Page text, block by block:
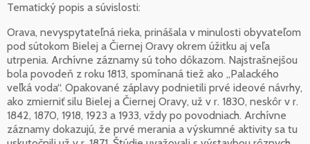
Tematický popis a súvislosti:
Orava, nevyspytateľná rieka, prinášala v minulosti obyvateľom
pod sútokom Bielej a Čiernej Oravy okrem úžitku aj veľa
utrpenia. Archívne záznamy sú toho dôkazom. Najstrašnejšou
bola povodeň z roku 1813, spomínaná tiež ako „Palackého
veľká voda“. Opakované záplavy podnietili prvé ideové návrhy,
ako zmierniť silu Bielej a Čiernej Oravy, už v r. 1830, neskôr v r.
1842, 1870, 1918, 1923 a 1933, vždy po povodniach. Archívne
záznamy dokazujú, že prvé merania a výskumné aktivity sa tu